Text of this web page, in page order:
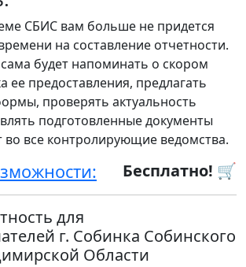
СБИС вам больше не придется
на составление отчетности.
будет напоминать о скором
ее предоставления, предлагать
проверять актуальность
подготовленные документы
во все контролирующие ведомства.
Бесплатно! 🛒
для
г. Собинка Собинского
Области